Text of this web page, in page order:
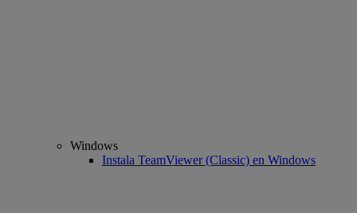
Windows
Instala TeamViewer (Classic) en Windows